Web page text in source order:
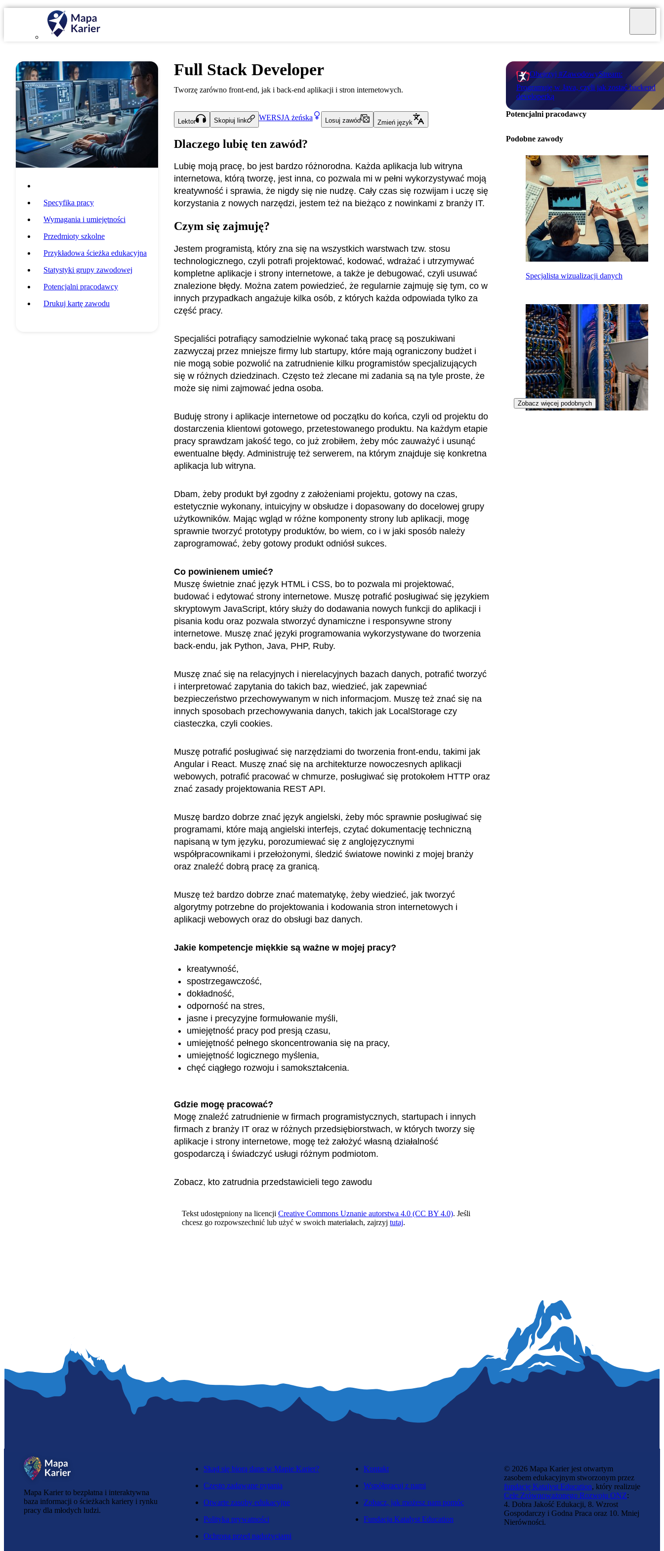
Specyfika pracy
Wymagania i umiejętności
Przedmioty szkolne
Przykładowa ścieżka edukacyjna
Statystyki grupy zawodowej
Potencjalni pracodawcy
Drukuj kartę zawodu
Full Stack Developer
Tworzę zarówno front-end, jak i back-end aplikacji i stron internetowych.
Lektor Skopiuj link WERSJA żeńska Losuj zawód Zmień język
Dlaczego lubię ten zawód?
Lubię moją pracę, bo jest bardzo różnorodna. Każda aplikacja lub witryna
internetowa, którą tworzę, jest inna, co pozwala mi w pełni wykorzystywać moją
kreatywność i sprawia, że nigdy się nie nudzę. Cały czas się rozwijam i uczę się
korzystania z nowych narzędzi, jestem też na bieżąco z nowinkami z branży IT.
Czym się zajmuję?
Jestem programistą, który zna się na wszystkich warstwach tzw. stosu
technologicznego, czyli potrafi projektować, kodować, wdrażać i utrzymywać
kompletne aplikacje i strony internetowe, a także je debugować, czyli usuwać
znalezione błędy. Można zatem powiedzieć, że regularnie zajmuję się tym, co w
innych przypadkach angażuje kilka osób, z których każda odpowiada tylko za
część pracy.
Specjaliści potrafiący samodzielnie wykonać taką pracę są poszukiwani
zazwyczaj przez mniejsze firmy lub startupy, które mają ograniczony budżet i
nie mogą sobie pozwolić na zatrudnienie kilku programistów specjalizujących
się w różnych dziedzinach. Często też zlecane mi zadania są na tyle proste, że
może się nimi zajmować jedna osoba.
Buduję strony i aplikacje internetowe od początku do końca, czyli od projektu do
dostarczenia klientowi gotowego, przetestowanego produktu. Na każdym etapie
pracy sprawdzam jakość tego, co już zrobiłem, żeby móc zauważyć i usunąć
ewentualne błędy. Administruję też serwerem, na którym znajduje się konkretna
aplikacja lub witryna.
Dbam, żeby produkt był zgodny z założeniami projektu, gotowy na czas,
estetycznie wykonany, intuicyjny w obsłudze i dopasowany do docelowej grupy
użytkowników. Mając wgląd w różne komponenty strony lub aplikacji, mogę
sprawnie tworzyć prototypy produktów, bo wiem, co i w jaki sposób należy
zaprogramować, żeby gotowy produkt odniósł sukces.
Co powinienem umieć?
Muszę świetnie znać język HTML i CSS, bo to pozwala mi projektować,
budować i edytować strony internetowe. Muszę potrafić posługiwać się językiem
skryptowym JavaScript, który służy do dodawania nowych funkcji do aplikacji i
pisania kodu oraz pozwala stworzyć dynamiczne i responsywne strony
internetowe. Muszę znać języki programowania wykorzystywane do tworzenia
back-endu, jak Python, Java, PHP, Ruby.
Muszę znać się na relacyjnych i nierelacyjnych bazach danych, potrafić tworzyć
i interpretować zapytania do takich baz, wiedzieć, jak zapewniać
bezpieczeństwo przechowywanym w nich informacjom. Muszę też znać się na
innych sposobach przechowywania danych, takich jak LocalStorage czy
ciasteczka, czyli cookies.
Muszę potrafić posługiwać się narzędziami do tworzenia front-endu, takimi jak
Angular i React. Muszę znać się na architekturze nowoczesnych aplikacji
webowych, potrafić pracować w chmurze, posługiwać się protokołem HTTP oraz
znać zasady projektowania REST API.
Muszę bardzo dobrze znać język angielski, żeby móc sprawnie posługiwać się
programami, które mają angielski interfejs, czytać dokumentację techniczną
napisaną w tym języku, porozumiewać się z anglojęzycznymi
współpracownikami i przełożonymi, śledzić światowe nowinki z mojej branży
oraz znaleźć dobrą pracę za granicą.
Muszę też bardzo dobrze znać matematykę, żeby wiedzieć, jak tworzyć
algorytmy potrzebne do projektowania i kodowania stron internetowych i
aplikacji webowych oraz do obsługi baz danych.
Jakie kompetencje miękkie są ważne w mojej pracy?
kreatywność,
spostrzegawczość,
dokładność,
odporność na stres,
jasne i precyzyjne formułowanie myśli,
umiejętność pracy pod presją czasu,
umiejętność pełnego skoncentrowania się na pracy,
umiejętność logicznego myślenia,
chęć ciągłego rozwoju i samokształcenia.
Gdzie mogę pracować?
Mogę znaleźć zatrudnienie w firmach programistycznych, startupach i innych
firmach z branży IT oraz w różnych przedsiębiorstwach, w których tworzy się
aplikacje i strony internetowe, mogę też założyć własną działalność
gospodarczą i świadczyć usługi różnym podmiotom.
Zobacz, kto zatrudnia przedstawicieli tego zawodu
Tekst udostępniony na licencji Creative Commons Uznanie autorstwa 4.0 (CC BY 4.0). Jeśli
chcesz go rozpowszechnić lub użyć w swoich materiałach, zajrzyj tutaj.
Obejrzyj #ZawodowyStream:
Programuję w Java, czyli jak zostać backend
developerką
Potencjalni pracodawcy
Podobne zawody
Specjalista wizualizacji danych
Zobacz więcej podobnych
Mapa Karier to bezpłatna i interaktywna
baza informacji o ścieżkach kariery i rynku
pracy dla młodych ludzi.
Skąd się biorą dane w Mapie Karier?
Często zadawane pytania
Otwarte zasoby edukacyjne
Polityka prywatności
Ochrona przed nadużyciami
Kontakt
Współpracuj z nami
Zobacz, jak możesz nam pomóc
Fundacja Katalyst Education
© 2026 Mapa Karier jest otwartym
zasobem edukacyjnym stworzonym przez
fundację Katalyst Education, który realizuje
Cele Zrównoważonego Rozwoju ONZ:
4. Dobra Jakość Edukacji, 8. Wzrost
Gospodarczy i Godna Praca oraz 10. Mniej
Nierówności.